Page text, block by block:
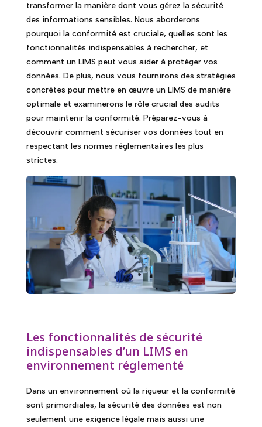
transformer la manière dont vous gérez la sécurité
des informations sensibles. Nous aborderons
pourquoi la conformité est cruciale, quelles sont les
fonctionnalités indispensables à rechercher, et
comment un LIMS peut vous aider à protéger vos
données. De plus, nous vous fournirons des stratégies
concrètes pour mettre en œuvre un LIMS de manière
optimale et examinerons le rôle crucial des audits
pour maintenir la conformité. Préparez-vous à
découvrir comment sécuriser vos données tout en
respectant les normes réglementaires les plus
strictes.
Les fonctionnalités de sécurité
indispensables d’un LIMS en
environnement réglementé
Dans un environnement où la rigueur et la conformité
sont primordiales, la sécurité des données est non
seulement une exigence légale mais aussi une